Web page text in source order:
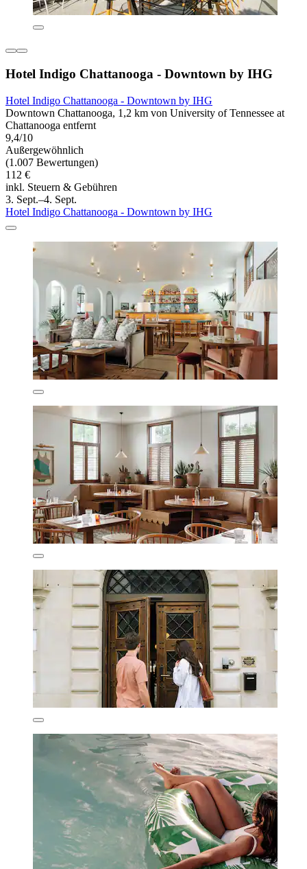
Hotel Indigo Chattanooga - Downtown by IHG
Hotel Indigo Chattanooga - Downtown by IHG
Downtown Chattanooga, 1,2 km von University of Tennessee at
Chattanooga entfernt
9,4/10
Außergewöhnlich
(1.007 Bewertungen)
112 €
inkl. Steuern & Gebühren
3. Sept.–4. Sept.
Hotel Indigo Chattanooga - Downtown by IHG